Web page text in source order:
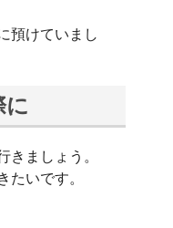
預けていまし
に
きましょう。
たいです。